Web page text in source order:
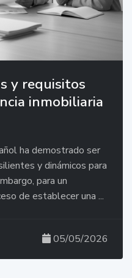
y requisitos
inmobiliaria
ha demostrado ser
y dinámicos para
para un
de establecer una ...
05/05/2026